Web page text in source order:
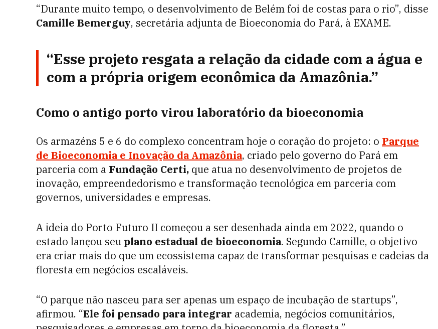
“Durante muito tempo, o desenvolvimento de Belém foi de costas para o rio”, disse
Camille Bemerguy, secretária adjunta de Bioeconomia do Pará, à EXAME.
“Esse projeto resgata a relação da cidade com a água e
com a própria origem econômica da Amazônia.”
Como o antigo porto virou laboratório da bioeconomia
Os armazéns 5 e 6 do complexo concentram hoje o coração do projeto: o Parque
de Bioeconomia e Inovação da Amazônia, criado pelo governo do Pará em
parceria com a Fundação Certi, que atua no desenvolvimento de projetos de
inovação, empreendedorismo e transformação tecnológica em parceria com
governos, universidades e empresas.
A ideia do Porto Futuro II começou a ser desenhada ainda em 2022, quando o
estado lançou seu plano estadual de bioeconomia. Segundo Camille, o objetivo
era criar mais do que um ecossistema capaz de transformar pesquisas e cadeias da
floresta em negócios escaláveis.
“O parque não nasceu para ser apenas um espaço de incubação de startups”,
afirmou. “Ele foi pensado para integrar academia, negócios comunitários,